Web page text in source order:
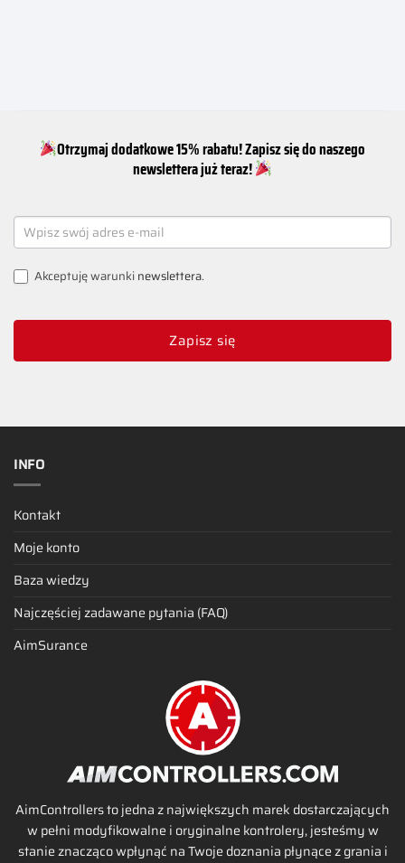
Otrzymaj dodatkowe 15% rabatu! Zapisz się do naszego
newslettera już teraz!
NEWSLETTER
SIGNUP
Akceptuję warunkinewslettera.
Zapisz się
INFO
Kontakt
Moje konto
Baza wiedzy
Najczęściej zadawane pytania (FAQ)
AimSurance
AimControllers to jedna z największych marek dostarczających
w pełni modyfikowalne i oryginalne kontrolery, jesteśmy w
stanie znacząco wpłynąć na Twoje doznania płynące z grania i